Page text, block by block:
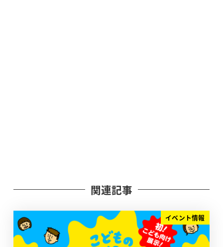
関連記事
イベント情報